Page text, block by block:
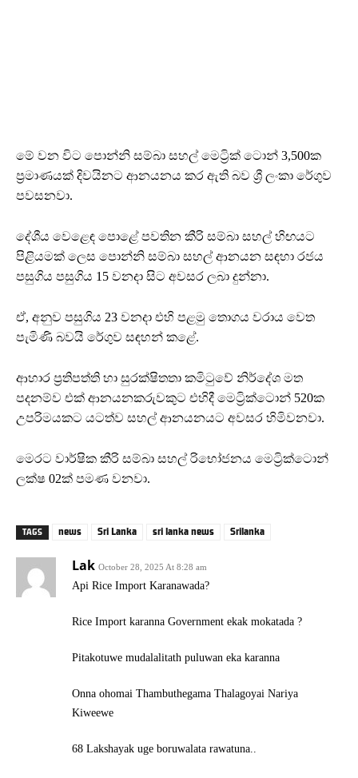
මේ වන විට පොන්නි සම්බා සහල් මෙට්‍රික් ටොන් 3,500ක
ප්‍රමාණයක් දිවයිනට ආනයනය කර ඇති බව ශ්‍රී ලංකා රේගුව
පවසනවා.
දේශීය වෙළෙඳ පොළේ පවතින කීරි සම්බා සහල් හිඟයට
පිළියමක් ලෙස පොන්නි සම්බා සහල් ආනයන සඳහා රජය
පසුගිය පසුගිය 15 වනදා සිට අවසර ලබා දුන්නා.
ඒ, අනුව පසුගිය 23 වනදා එහි පළමු තොගය වරාය වෙත
පැමිණි බවයි රේගුව සඳහන් කළේ.
ආහාර ප්‍රතිපත්ති හා සුරක්ෂිතතා කමිටුවේ නිර්දේශ මත
පදනම්ව එක් ආනයනකරුවකුට එහිදී මෙට්‍රික්ටොන් 520ක
උපරිමයකට යටත්ව සහල් ආනයනයට අවසර හිමිවනවා.
මෙරට වාර්ෂික කීරි සම්බා සහල් රිභෝජනය මෙට්‍රික්ටොන්
ලක්ෂ 02ක් පමණ වනවා.
TAGS news Sri Lanka sri lanka news Srilanka
Lak October 28, 2025 At 8:28 am
Api Rice Import Karanawada?
Rice Import karanna Government ekak mokatada ?
Pitakotuwe mudalalitath puluwan eka karanna
Onna ohomai Thambuthegama Thalagoyai Nariya
Kiweewe
68 Lakshayak uge boruwalata rawatuna..